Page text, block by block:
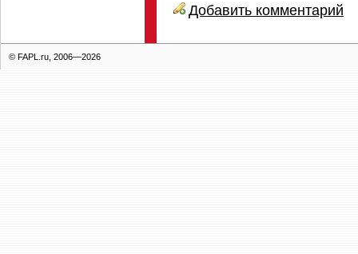
Добавить комментарий
© FAPL.ru, 2006—2026